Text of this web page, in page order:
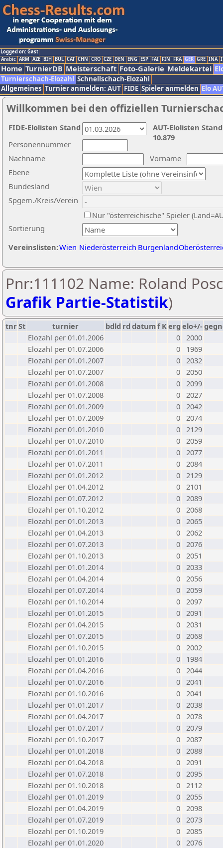
Logged on: Gast
Arabic ARM AZE BIH BUL CAT CHN CRO CZE DEN ENG ESP FAI FIN FRA GER GRE INA
Home TurnierDB Meisterschaft Foto-Galerie Meldekartei
Turnierschach-Elozahl Schnellschach-Elozahl
Allgemeines Turnier anmelden: AUT FIDE Spieler anmelden Elo
Willkommen bei den offiziellen
Nachname
Vorname
Ebene
Sortierung
Personennummer
Bundesland
Spgem./Kreis/Verein
Nur "österreichische" Spieler
Vereinslisten:Wien Niederösterreich Burgenland
AUT-Elolisten
10.879
FIDE-Elolisten Stand
Pnr:111102 Name: Roland
Grafik Partie-Statistik)
tnrSt turnier bdld rd datumf Kerg elo+/-
Elozahl per 01.01.2006
0 2000
Elozahl per 01.07.2006
0
1969
Elozahl per 01.01.2007
0 2032
Elozahl per 01.07.2007
0 2050
Elozahl per 01.01.2008
0 2099
Elozahl per 01.07.2008
0 2027
Elozahl per 01.01.2009
0 2042
Elozahl per 01.07.2009
0 2074
Elozahl per 01.01.2010
0 2129
Elozahl per 01.07.2010
0 2059
Elozahl per 01.01.2011
0 2077
Elozahl per 01.07.2011
0 2084
Elozahl per 01.01.2012
0 2129
Elozahl per 01.04.2012
0 2101
Elozahl per 01.07.2012
0 2089
Elozahl per 01.10.2012
0 2068
Elozahl per 01.01.2013
0 2065
Elozahl per 01.04.2013
0 2062
Elozahl per 01.07.2013
0 2076
Elozahl per 01.10.2013
0 2051
Elozahl per 01.01.2014
0 2033
Elozahl per 01.04.2014
0 2056
Elozahl per 01.07.2014
0 2059
Elozahl per 01.10.2014
0 2097
Elozahl per 01.01.2015
0 2091
Elozahl per 01.04.2015
0 2031
Elozahl per 01.07.2015
0 2068
Elozahl per 01.10.2015
0 2002
Elozahl per 01.01.2016
0
1984
Elozahl per 01.04.2016
0 2044
Elozahl per 01.07.2016
0 2041
Elozahl per 01.10.2016
0 2041
Elozahl per 01.01.2017
0 2038
Elozahl per 01.04.2017
0 2078
Elozahl per 01.07.2017
0 2079
Elozahl per 01.10.2017
0 2087
Elozahl per 01.01.2018
0 2088
Elozahl per 01.04.2018
0 2091
Elozahl per 01.07.2018
0 2095
Elozahl per 01.10.2018
0 2112
Elozahl per 01.01.2019
0 2055
Elozahl per 01.04.2019
0 2098
Elozahl per 01.07.2019
0 2073
Elozahl per 01.10.2019
0 2085
Elozahl per 01.01.2020
0 2076